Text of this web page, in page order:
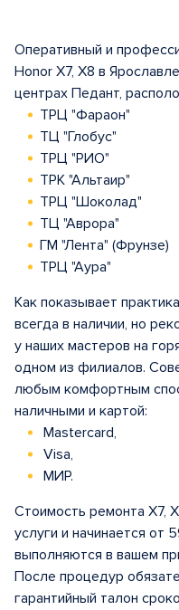
Оперативный и
Honor X7, X8 в
центрах Педант,
ТРЦ "Фараон"
ТЦ "Глобус"
ТРЦ "РИО"
ТРК "Альтаир"
ТРЦ "Шоколад"
ТЦ "Аврора"
ГМ "Лента" (Фрунзе)
ТРЦ "Аура"
Как показывает
всегда в наличии, но
у наших мастеров на
одном из филиалов.
любым комфортным
наличными и картой:
Mastercard,
Visa,
МИР.
Стоимость ремонта X7,
услуги и начинается от
выполняются в вашем
После процедур
гарантийный талон